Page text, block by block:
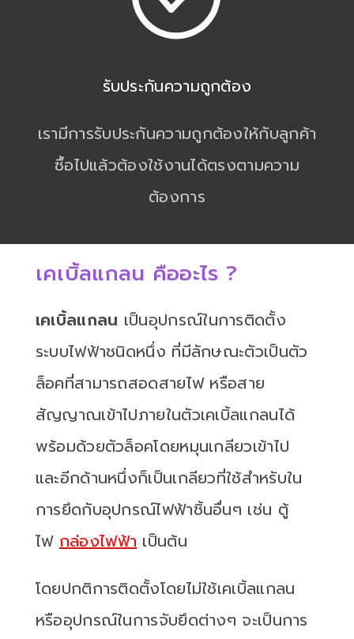
รับประกันความถูกต้อง
เรามีการรับประกันความถูกต้องให้กับลูกค้า
ซื้อไปแล้วต้องใช้งานได้ตรงตามความ
ต้องการ
เคเบิ้ลแกลน คืออะไร ?
เคเบิ้ลแกลน เป็นอุปกรณ์ในการติดตั้ง
ระบบไฟฟ้าชนิดหนึ่ง ที่มีลักษณะตัวเป็นตัว
ล็อคที่สามารถสอดสายไฟ หรือสาย
สัญญาณเข้าไปภายในตัวเคเบิ้ลแกลนได้
พร้อมด้วยตัวล็อคโดยหมุนเกลียวเข้าไป
และอีกด้านหนึ่งก็เป็นเกลียวที่ใช้สำหรับใน
การยึดกับอุปกรณ์ไฟฟ้าชิ้นอื่นๆ เช่น ตู้
ไฟกล่องไฟฟ้าเป็นต้น
โดยปกติการติดตั้งโดยไม่ใช้เคเบิ้ลแกลน
หรืออุปกรณ์ในการจับยึดต่างๆ จะเป็นการ